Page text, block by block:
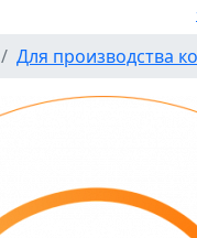
Для производства